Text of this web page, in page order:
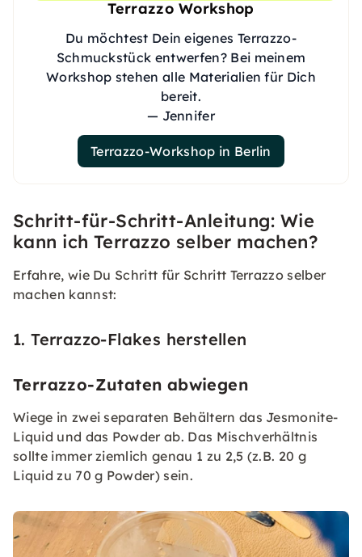
Terrazzo Workshop
Du möchtest Dein eigenes Terrazzo-
Schmuckstück entwerfen? Bei meinem
Workshop stehen alle Materialien für Dich
bereit.
— Jennifer
Terrazzo-Workshop in Berlin
Schritt-für-Schritt-Anleitung: Wie
kann ich Terrazzo selber machen?
Erfahre, wie Du Schritt für Schritt Terrazzo selber
machen kannst:
1. Terrazzo-Flakes herstellen
Terrazzo-Zutaten abwiegen
Wiege in zwei separaten Behältern das Jesmonite-
Liquid und das Powder ab. Das Mischverhältnis
sollte immer ziemlich genau 1 zu 2,5 (z.B. 20 g
Liquid zu 70 g Powder) sein.